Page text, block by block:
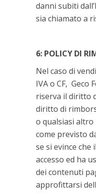
danni subiti
sia chiamato a
6: POLICY DI
Nel caso di
IVA o CF, Geco
riserva il diritto
diritto di
o qualsiasi
come previsto
se si evince che
accesso ed ha
dei contenuti
approfittarsi